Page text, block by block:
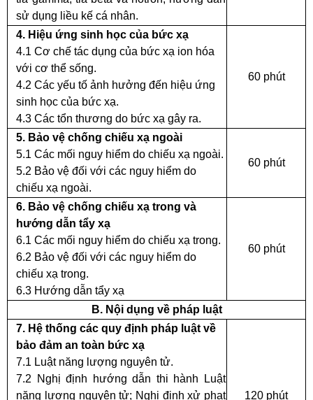
sử dụng liều kế cá nhân.
4. Hiệu ứng sinh học của bức xạ
4.1 Cơ chế tác dụng của bức xạ ion hóa
với cơ thể sống.
4.2 Các yếu tố ảnh hưởng đến hiệu ứng
sinh học của bức xạ.
4.3 Các tổn thương do bức xạ gây ra.
60 phút
5. Bảo vệ chống chiếu xạ ngoài
5.1 Các mối nguy hiểm do chiếu xạ ngoài.
5.2 Bảo vệ đối với các nguy hiểm do
chiếu xạ ngoài.
60 phút
6. Bảo vệ chống chiếu xạ trong và
hướng dẫn tẩy xạ
6.1 Các mối nguy hiểm do chiếu xạ trong.
6.2 Bảo vệ đối với các nguy hiểm do
chiếu xạ trong.
6.3 Hướng dẫn tẩy xạ
60 phút
B. Nội dụng về pháp luật
7. Hệ thống các quy định pháp luật về
bảo đảm an toàn bức xạ
7.1 Luật năng lượng nguyên tử.
7.2 Nghị định hướng dẫn thi hành Luật
năng lượng nguyên tử; Nghị định xử phạt
120 phút